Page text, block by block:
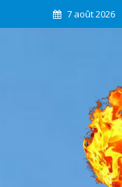
7 août 2026